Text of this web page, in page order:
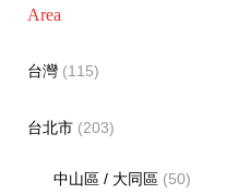
Area
台灣(115)
台北市(203)
中山區 / 大同區 (50)